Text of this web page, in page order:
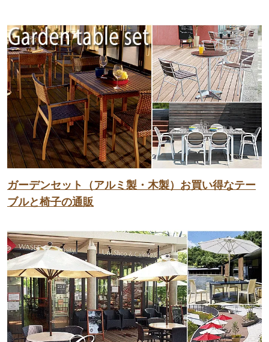
ガーデンセット（アルミ製・木製）お買い得なテー
ブルと椅子の通販